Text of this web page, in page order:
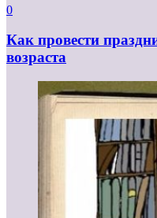
0
Как провести
возраста